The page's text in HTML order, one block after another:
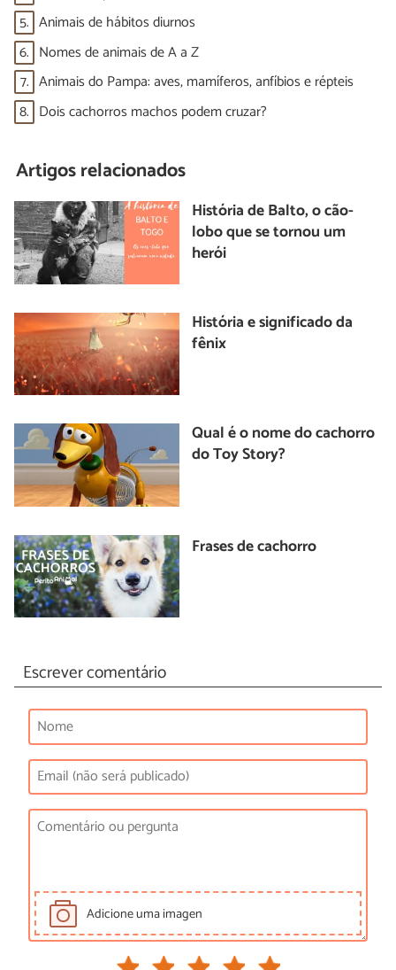
5. Animais de hábitos diurnos
6. Nomes de animais de A a Z
7. Animais do Pampa: aves, mamíferos, anfíbios e répteis
8. Dois cachorros machos podem cruzar?
Artigos relacionados
História de Balto, o cão-
lobo que se tornou um
herói
História e significado da
fênix
Qual é o nome do cachorro
do Toy Story?
Frases de cachorro
Escrever comentário
Adicione uma imagen